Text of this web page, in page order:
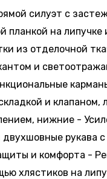
руб.
*
Склад:
Минск-
-
руб.
*
Склад:
Минск-
-
руб.
*
Склад:
Минск-
-
силуэт с
планкой на
из отделочной
и
и клапаном,
нижние -
двухшовные рукава
и комфорта -
хлястиков на